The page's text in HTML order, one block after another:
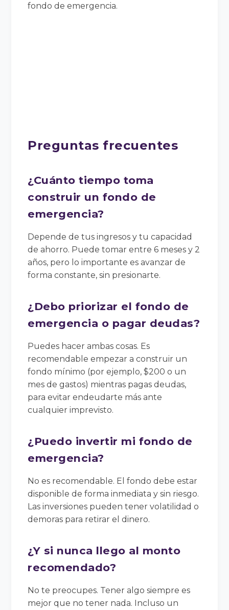
fondo de emergencia.
Preguntas frecuentes
¿Cuánto tiempo toma
construir un fondo de
emergencia?
Depende de tus ingresos y tu capacidad
de ahorro. Puede tomar entre 6 meses y 2
años, pero lo importante es avanzar de
forma constante, sin presionarte.
¿Debo priorizar el fondo de
emergencia o pagar deudas?
Puedes hacer ambas cosas. Es
recomendable empezar a construir un
fondo mínimo (por ejemplo, $200 o un
mes de gastos) mientras pagas deudas,
para evitar endeudarte más ante
cualquier imprevisto.
¿Puedo invertir mi fondo de
emergencia?
No es recomendable. El fondo debe estar
disponible de forma inmediata y sin riesgo.
Las inversiones pueden tener volatilidad o
demoras para retirar el dinero.
¿Y si nunca llego al monto
recomendado?
No te preocupes. Tener algo siempre es
mejor que no tener nada. Incluso un